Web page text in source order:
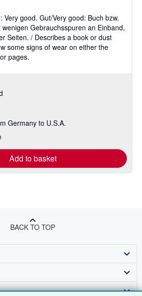
Germany to U.S.A.
Add to basket
Very good. Gut/Very good: Buch bzw.
Gebrauchsspuren an Einband,
Seiten. / Describes a book or dust
some signs of wear on either the
pages.
BACK TO TOP